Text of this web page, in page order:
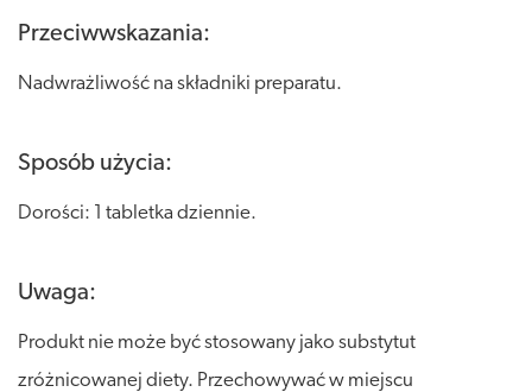
Przeciwwskazania:
Nadwrażliwość na składniki preparatu.
Sposób użycia:
Dorości: 1 tabletka dziennie.
Uwaga:
Produkt nie może być stosowany jako substytut
zróżnicowanej diety. Przechowywać w miejscu